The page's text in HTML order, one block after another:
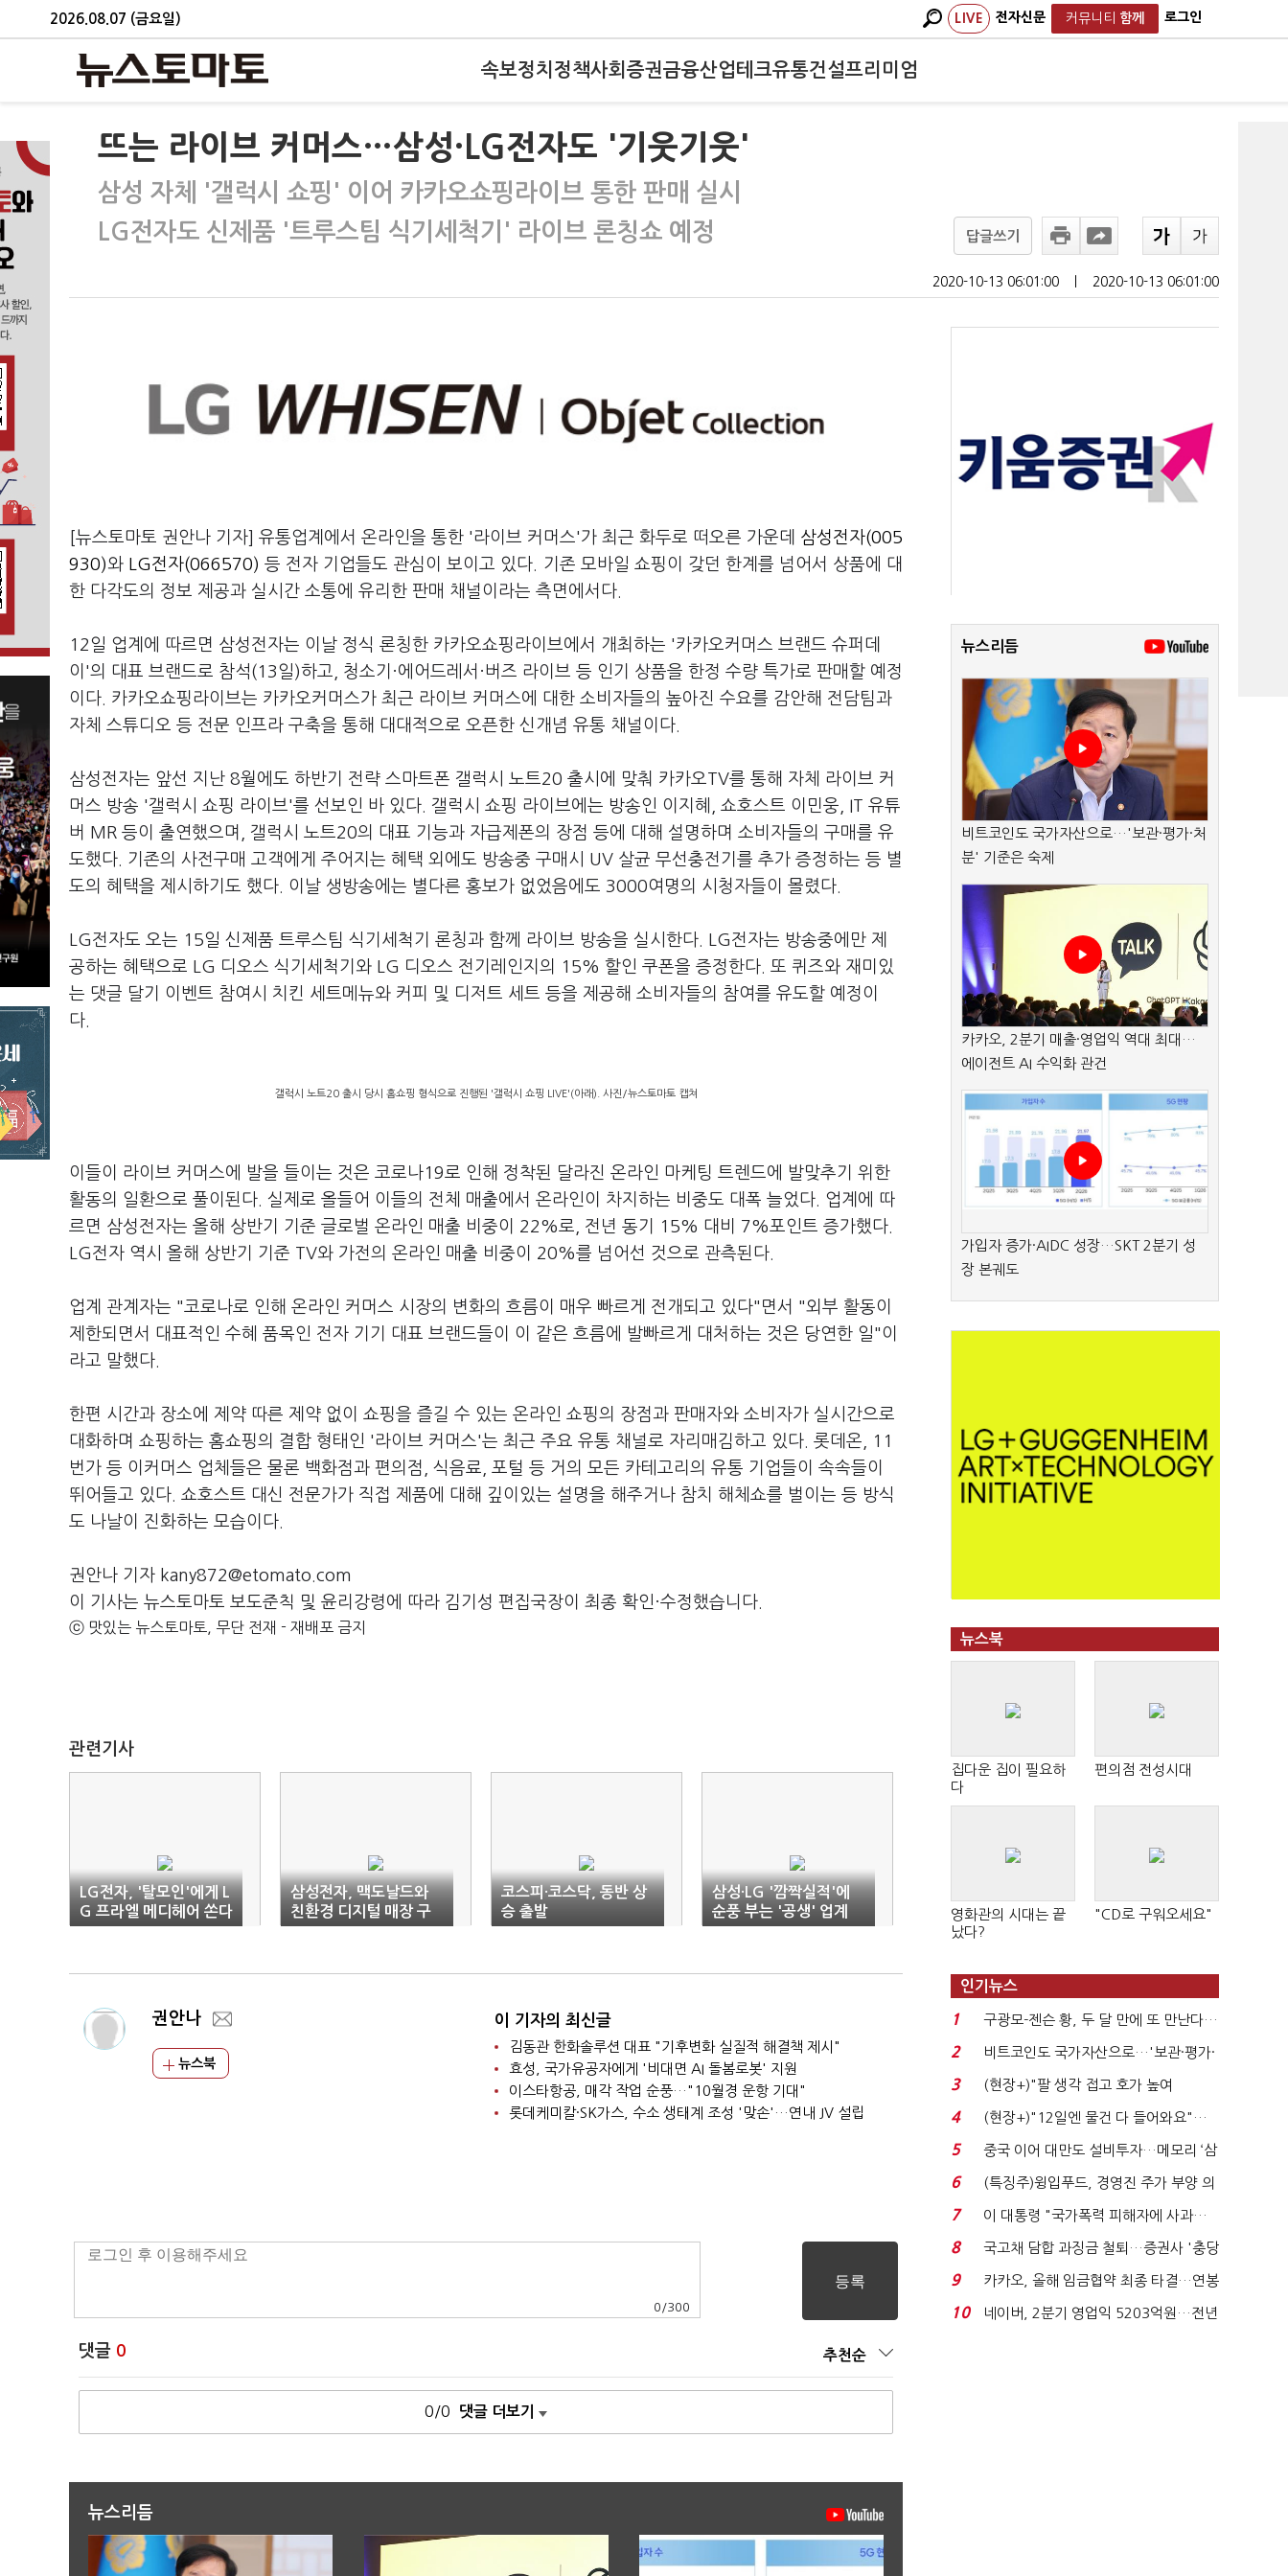
2026.08.07 (금요일) LIVE 전자신문 커뮤니티 함께 로그인
속보정치 정책사회 증권금융산업테크유통건설프리미엄
뜨는 라이브 커머스…삼성·LG전자도 '기웃기웃'
삼성 자체 '갤럭시 쇼핑' 이어 카카오쇼핑라이브 통한 판매 실시
LG전자도 신제품 '트루스팀 식기세척기' 라이브 론칭쇼 예정
답글쓰기
2020-10-13 06:01:00 2020-10-13 06:01:00
[뉴스토마토 권안나 기자] 유통업계에서 온라인을 통한 '라이브 커머스'가 최근 화두로 떠오른 가운데 삼성전자(005
930)와 LG전자(066570) 등 전자 기업들도 관심이 보이고 있다. 기존 모바일 쇼핑이 갖던 한계를 넘어서 상품에 대
한 다각도의 정보 제공과 실시간 소통에 유리한 판매 채널이라는 측면에서다.
12일 업계에 따르면 삼성전자는 이날 정식 론칭한 카카오쇼핑라이브에서 개최하는 '카카오커머스 브랜드 슈퍼데
이'의 대표 브랜드로 참석(13일)하고, 청소기·에어드레서·버즈 라이브 등 인기 상품을 한정 수량 특가로 판매할 예정
이다. 카카오쇼핑라이브는 카카오커머스가 최근 라이브 커머스에 대한 소비자들의 높아진 수요를 감안해 전담팀과
자체 스튜디오 등 전문 인프라 구축을 통해 대대적으로 오픈한 신개념 유통 채널이다.
삼성전자는 앞선 지난 8월에도 하반기 전략 스마트폰 갤럭시 노트20 출시에 맞춰 카카오TV를 통해 자체 라이브 커
머스 방송 '갤럭시 쇼핑 라이브'를 선보인 바 있다. 갤럭시 쇼핑 라이브에는 방송인 이지혜, 쇼호스트 이민웅, IT 유튜
버 MR 등이 출연했으며, 갤럭시 노트20의 대표 기능과 자급제폰의 장점 등에 대해 설명하며 소비자들의 구매를 유
도했다. 기존의 사전구매 고객에게 주어지는 혜택 외에도 방송중 구매시 UV 살균 무선충전기를 추가 증정하는 등 별
도의 혜택을 제시하기도 했다. 이날 생방송에는 별다른 홍보가 없었음에도 3000여명의 시청자들이 몰렸다.
LG전자도 오는 15일 신제품 트루스팀 식기세척기 론칭과 함께 라이브 방송을 실시한다. LG전자는 방송중에만 제
공하는 혜택으로 LG 디오스 식기세척기와 LG 디오스 전기레인지의 15% 할인 쿠폰을 증정한다. 또 퀴즈와 재미있
는 댓글 달기 이벤트 참여시 치킨 세트메뉴와 커피 및 디저트 세트 등을 제공해 소비자들의 참여를 유도할 예정이
다.
갤럭시 노트20 출시 당시 홈쇼핑 형식으로 진행된 '갤럭시 쇼핑 LIVE'(아래). 사진/뉴스토마토 캡쳐
이들이 라이브 커머스에 발을 들이는 것은 코로나19로 인해 정착된 달라진 온라인 마케팅 트렌드에 발맞추기 위한
활동의 일환으로 풀이된다. 실제로 올들어 이들의 전체 매출에서 온라인이 차지하는 비중도 대폭 늘었다. 업계에 따
르면 삼성전자는 올해 상반기 기준 글로벌 온라인 매출 비중이 22%로, 전년 동기 15% 대비 7%포인트 증가했다.
LG전자 역시 올해 상반기 기준 TV와 가전의 온라인 매출 비중이 20%를 넘어선 것으로 관측된다.
업계 관계자는 "코로나로 인해 온라인 커머스 시장의 변화의 흐름이 매우 빠르게 전개되고 있다"면서 "외부 활동이
제한되면서 대표적인 수혜 품목인 전자 기기 대표 브랜드들이 이 같은 흐름에 발빠르게 대처하는 것은 당연한 일"이
라고 말했다.
한편 시간과 장소에 제약 따른 제약 없이 쇼핑을 즐길 수 있는 온라인 쇼핑의 장점과 판매자와 소비자가 실시간으로
대화하며 쇼핑하는 홈쇼핑의 결합 형태인 '라이브 커머스'는 최근 주요 유통 채널로 자리매김하고 있다. 롯데온, 11
번가 등 이커머스 업체들은 물론 백화점과 편의점, 식음료, 포털 등 거의 모든 카테고리의 유통 기업들이 속속들이
뛰어들고 있다. 쇼호스트 대신 전문가가 직접 제품에 대해 깊이있는 설명을 해주거나 참치 해체쇼를 벌이는 등 방식
도 나날이 진화하는 모습이다.
권안나 기자 kany872@etomato.com
이 기사는 뉴스토마토 보도준칙 및 윤리강령에 따라 김기성 편집국장이 최종 확인·수정했습니다.
ⓒ 맛있는 뉴스토마토, 무단 전재 - 재배포 금지
관련기사
LG전자, '탈모인'에게 L
G 프라엘 메디헤어 쏜다
삼성전자, 맥도날드와
친환경 디지털 매장 구
축
코스피·코스닥, 동반 상
승 출발
삼성·LG '깜짝실적'에
순풍 부는 '공생' 업계
권안나
뉴스북
이 기자의 최신글
김동관 한화솔루션 대표 "기후변화 실질적 해결책 제시"
효성, 국가유공자에게 '비대면 AI 돌봄로봇' 지원
이스타항공, 매각 작업 순풍…"10월경 운항 기대"
롯데케미칼·SK가스, 수소 생태계 조성 '맞손'…연내 JV 설립
0 /300
댓글 0 추천순
0/0 댓글 더보기
뉴스리듬
뉴스리듬
비트코인도 국가자산으로…'보관·평가·처
분' 기준은 숙제
카카오, 2분기 매출·영업익 역대 최대…
에이전트 AI 수익화 관건
가입자 증가·AIDC 성장…SKT 2분기 성
장 본궤도
뉴스북
집다운 집이 필요하
다
편의점 전성시대
영화관의 시대는 끝
났다?
"CD로 구워오세요"
인기뉴스
1
구광모-젠슨 황, 두 달 만에 또 만난다…
로봇·AI 등 논...
2
비트코인도 국가자산으로…'보관·평가·
처분' 기준은 ...
3
(현장+)"팔 생각 접고 호가 높여
요"…'덜 똘똘한 한 채' 20...
4
(현장+)"12일엔 물건 다 들어와요"…
빈 매대 채우며 문 연 ...
5
중국 이어 대만도 설비투자…메모리 ‘삼
국전쟁’
6
(특징주)윙입푸드, 경영진 주가 부양 의
지에 상한가...
7
이 대통령 "국가폭력 피해자에 사과…
적극적 조사로 진...
8
국고채 담합 과징금 철퇴…증권사 '충당
금 폭탄' 우려...
9
카카오, 올해 임금협약 최종 타결…연봉
6.3% 인상·격려...
10
네이버, 2분기 영업익 5203억원…전년